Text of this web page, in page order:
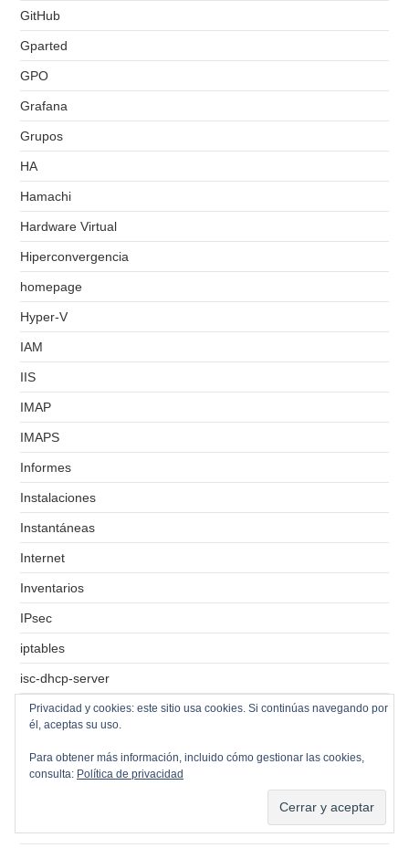
GitHub
Gparted
GPO
Grafana
Grupos
HA
Hamachi
Hardware Virtual
Hiperconvergencia
homepage
Hyper-V
IAM
IIS
IMAP
IMAPS
Informes
Instalaciones
Instantáneas
Internet
Inventarios
IPsec
iptables
isc-dhcp-server
iSCSI
Kaspersky
Privacidad y cookies: este sitio usa cookies. Si continúas navegando por
él, aceptas su uso.
Para obtener más información, incluido cómo gestionar las cookies,
consulta: Política de privacidad